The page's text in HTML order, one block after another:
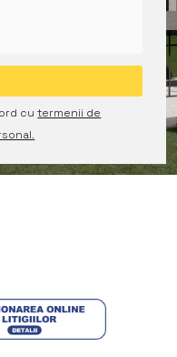
cutermenii de